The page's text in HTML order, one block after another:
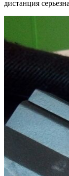
дистанция